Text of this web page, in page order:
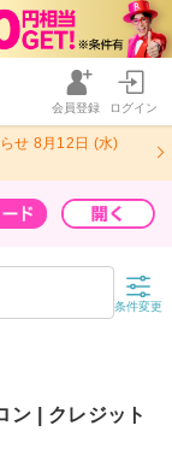
会員登録 ログイン
せ 8月12日 (水)
条件変更
ン | クレジット